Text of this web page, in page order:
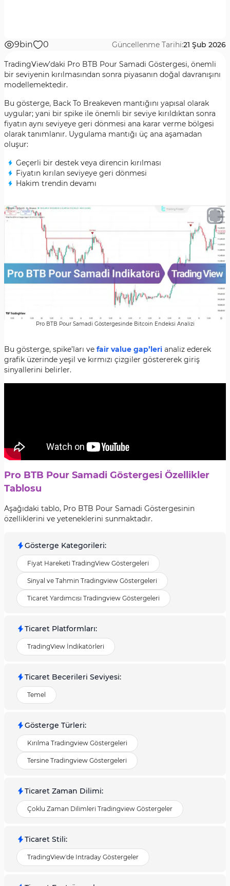
9bin 0 Güncellenme Tarihi:21 Şub 2026
TradingView’daki Pro BTB Pour Samadi Göstergesi, önemli
bir seviyenin kırılmasından sonra piyasanın doğal davranışını
modellemektedir.
Bu gösterge, Back To Breakeven mantığını yapısal olarak
uygular; yani bir spike ile önemli bir seviye kırıldıktan sonra
fiyatın aynı seviyeye geri dönmesi ana karar verme bölgesi
olarak tanımlanır. Uygulama mantığı üç ana aşamadan
oluşur:
Geçerli bir destek veya direncin kırılması
Fiyatın kırılan seviyeye geri dönmesi
Hakim trendin devamı
Pro BTB Pour Samadi Göstergesinde Bitcoin Endeksi Analizi
Bu gösterge, spike’ları ve fair value gap’leri analiz ederek
grafik üzerinde yeşil ve kırmızı çizgiler göstererek giriş
sinyallerini belirler.
Pro BTB Pour Samadi Göstergesi Özellikler
Tablosu
Aşağıdaki tablo, Pro BTB Pour Samadi Göstergesinin
özelliklerini ve yeteneklerini sunmaktadır.
Gösterge Kategorileri:
Fiyat Hareketi TradingView Göstergeleri
Sinyal ve Tahmin Tradingview Göstergeleri
Ticaret Yardımcısı Tradingview Göstergeleri
Ticaret Platformları:
TradingView İndikatörleri
Ticaret Becerileri Seviyesi:
Temel
Gösterge Türleri:
Kırılma Tradingview Göstergeleri
Tersine Tradingview Göstergeleri
Ticaret Zaman Dilimi:
Çoklu Zaman Dilimleri Tradingview Göstergeler
Ticaret Stili:
TradingView'de Intraday Göstergeler